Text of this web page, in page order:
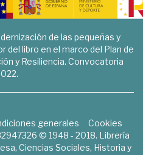
de las pequeñas y
del libro en el marco del Plan de
y Resiliencia. Convocatoria
generales
Cookies
© 1948 - 2018. Librería
Ciencias Sociales, Historia y